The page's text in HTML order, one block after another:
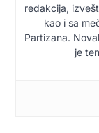
redakcija,
kao i sa
Partizana.
je